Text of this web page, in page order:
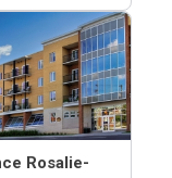
Rosalie-